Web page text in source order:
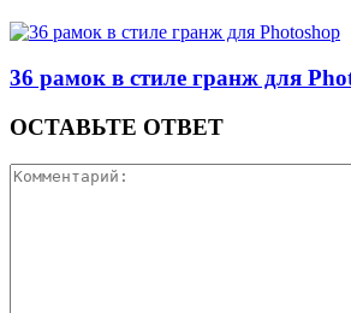
36 рамок в стиле гранж для
ОСТАВЬТЕ ОТВЕТ